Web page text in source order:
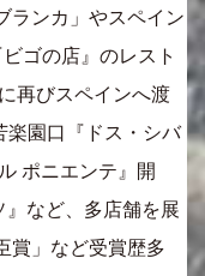
ランカ」やスペイン
ゴの店』のレスト
再びスペインへ渡
楽園口『ドス・シバ
ポニエンテ』開
など、多店舗を展
賞」など受賞歴多